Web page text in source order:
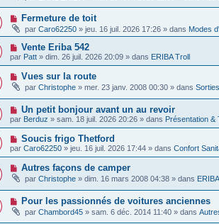
es
a
g
e
u
m
e
s
s
a
g
e
v
a
u
m
s
s
a
g
N
o
u
v
a
u
m
e
s
s
a
g
e
Fermeture de toit
par Caro62250 » jeu. 16 juil. 2026 17:26 » dans Modes
N
o
v
a
u
m
e
s
s
a
g
e
Vente Eriba 542
par Patt » dim. 26 juil. 2026 20:09 » dans ERIBA Troll
N
o
u
v
e
a
u
m
e
s
s
a
g
Vues sur la route
par Christophe » mer. 23 janv. 2008 00:30 » dans
N
o
u
v
e
a
u
m
e
s
s
g
e
Un petit bonjour avant un au revoir
par Berduz » sam. 18 juil. 2026 20:26 » dans Présentation &
N
o
u
e
a
m
e
s
s
Soucis frigo Thetford
par Caro62250 » jeu. 16 juil. 2026 17:44 » dans Confort
N
u
v
e
a
u
Autres façons de camper
par Christophe » dim. 16 mars 2008 04:38 » dans
N
u
Pour les passionnés de voitures anciennes
par Chambord45 » sam. 6 déc. 2014 11:40 » dans